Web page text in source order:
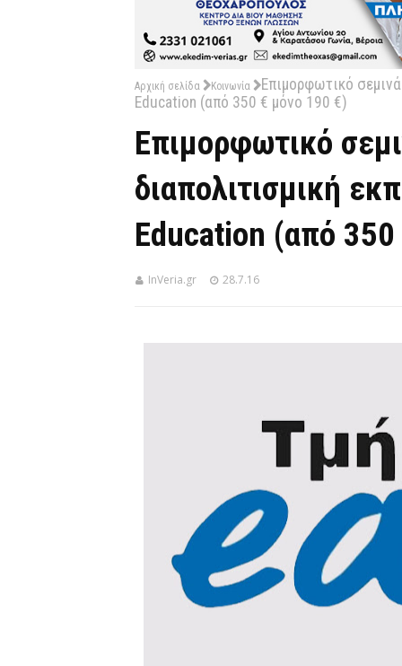
Αρχική σελίδα Κοινωνία
Επιμορφωτικό
Education (από 350 € μόνο 190 €)
Επιμορφωτικό
διαπολιτισμική
Education (από
InVeria.gr 28.7.16